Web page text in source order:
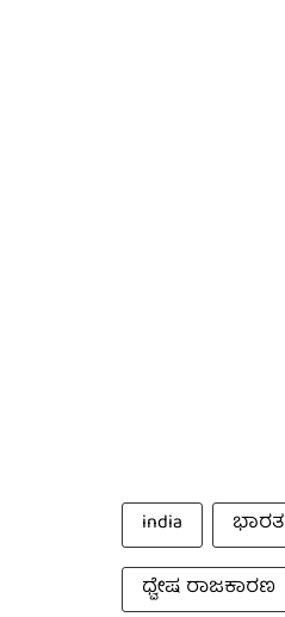
india ಭಾರತ
ಧ್ವೇಷ ರಾಜಕಾರಣ